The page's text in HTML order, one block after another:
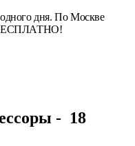
дня. По Москве
БЕСПЛАТНО!
- 18